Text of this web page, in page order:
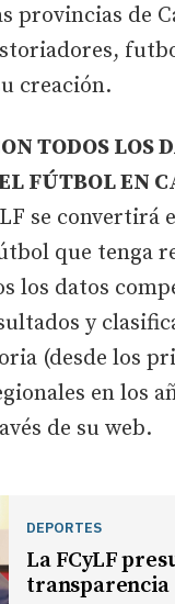
provincias de
creación.
TODOS LOS
FÚTBOL EN
se convertirá
que tenga
los datos
y
(desde los
en los
de su web.
DEPORTES
La FCyLF
transparencia